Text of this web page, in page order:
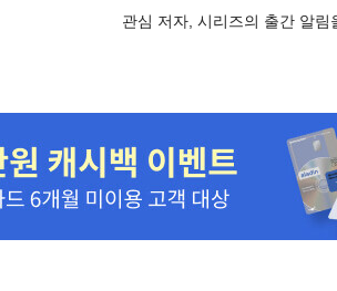
관심 저자, 시리즈의 출간 알림